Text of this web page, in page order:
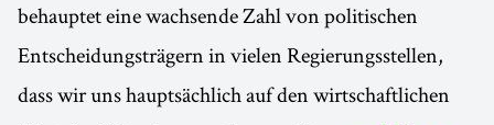
behauptet eine wachsende Zahl von politischen
Entscheidungsträgern in vielen Regierungsstellen,
dass wir uns hauptsächlich auf den wirtschaftlichen